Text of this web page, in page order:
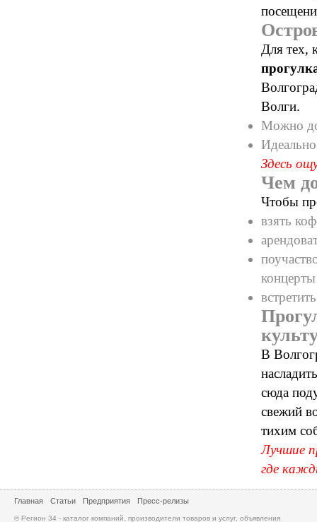
Для тех,
Волги.
Можно
Здесь
Чем
Чтобы
взять
В
сюда
свежий
тихим
Лучшие
где
Главная Статьи Предприятия Пресс-релизы
© Регион 34 - каталог компаний, производители товаров и услуг, объявления